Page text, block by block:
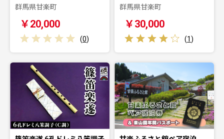
群馬県甘楽町
￥20,000
(0)
群馬県甘楽町
￥30,000
(1)